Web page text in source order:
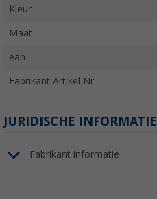
Kleur
Maat
ean
Fabrikant Artikel Nr.
JURIDISCHE INFORMATIE
Fabrikant informatie